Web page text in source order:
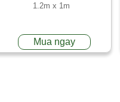
1.2m x 1m
Mua ngay